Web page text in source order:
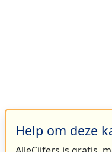
Help om deze